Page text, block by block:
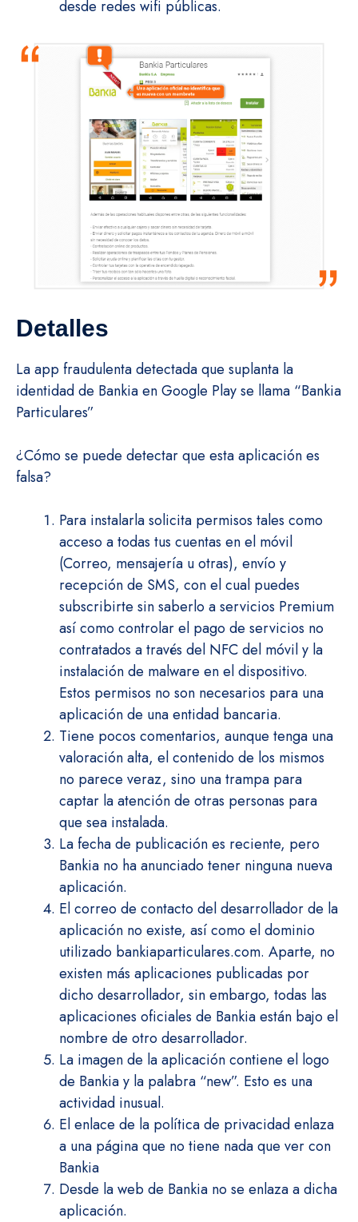
desde redes wifi públicas.
Detalles
La app fraudulenta detectada que suplanta la
identidad de Bankia en Google Play se llama “Bankia
Particulares”
¿Cómo se puede detectar que esta aplicación es
falsa?
Para instalarla solicita permisos tales como
acceso a todas tus cuentas en el móvil
(Correo, mensajería u otras), envío y
recepción de SMS, con el cual puedes
subscribirte sin saberlo a servicios Premium
así como controlar el pago de servicios no
contratados a través del NFC del móvil y la
instalación de malware en el dispositivo.
Estos permisos no son necesarios para una
aplicación de una entidad bancaria.
Tiene pocos comentarios, aunque tenga una
valoración alta, el contenido de los mismos
no parece veraz, sino una trampa para
captar la atención de otras personas para
que sea instalada.
La fecha de publicación es reciente, pero
Bankia no ha anunciado tener ninguna nueva
aplicación.
El correo de contacto del desarrollador de la
aplicación no existe, así como el dominio
utilizado bankiaparticulares.com. Aparte, no
existen más aplicaciones publicadas por
dicho desarrollador, sin embargo, todas las
aplicaciones oficiales de Bankia están bajo el
nombre de otro desarrollador.
La imagen de la aplicación contiene el logo
de Bankia y la palabra “new”. Esto es una
actividad inusual.
El enlace de la política de privacidad enlaza
a una página que no tiene nada que ver con
Bankia
Desde la web de Bankia no se enlaza a dicha
aplicación.